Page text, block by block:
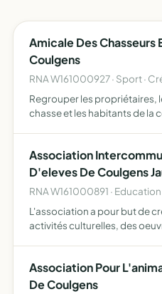
Amicale Des Chasseurs
Coulgens
RNA W161000927 · Sport ·
Regrouper les propriétaires,
chasse et les habitants de la
Association
D'eleves De Coulgens
RNA W161000891 ·
L'association a pour but de
activités culturelles, des
Association Pour
De Coulgens